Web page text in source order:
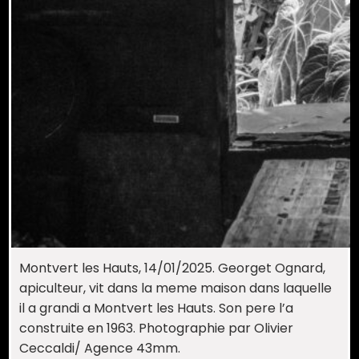
Montvert les Hauts, 14/01/2025. Georget Ognard,
apiculteur, vit dans la meme maison dans laquelle
il a grandi a Montvert les Hauts. Son pere l’a
construite en 1963. Photographie par Olivier
Ceccaldi/ Agence 43mm.